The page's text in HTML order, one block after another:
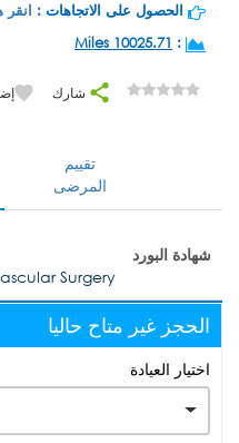
الحصول على الاتجاهات : انقر
:
10025.71 Miles
شارك
تقييم
المرضى
شهادة البورد
Surgery
الحجز غير متاح حاليا
اختيار العيادة